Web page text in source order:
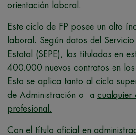
orientación laboral.
Este ciclo de FP posee un alto
laboral. Según datos del
Estatal (SEPE), los titulados en
400.000 nuevos contratos en
Esto se aplica tanto al ciclo
de Administración o a cualquier
profesional.
Con el título oficial en